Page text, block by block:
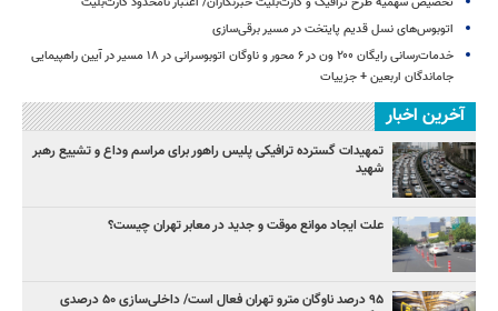
اتوبوس‌های نسل قدیم پایتخت در مسیر برقی‌سازی
خدمات‌رسانی رایگان ۲۰۰ ون در ۶ محور و ناوگان اتوبوسرانی در ۱۸ مسیر در آیین راهپیمایی
جاماندگان اربعین + جزییات
آخرین اخبار
تمهیدات گسترده ترافیکی پلیس راهور برای مراسم وداع و تشییع رهبر
شهید
علت ایجاد موانع موقت و جدید در معابر تهران چیست؟
۹۵ درصد ناوگان مترو تهران فعال است/ داخلی‌سازی ۵۰ درصدی